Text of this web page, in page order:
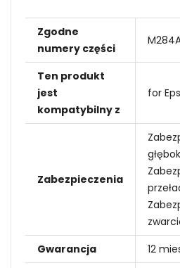
Zgodne
numery części
Ten produkt
jest
kompatybilny z
for
Zabezpieczenia
Gwarancja
12